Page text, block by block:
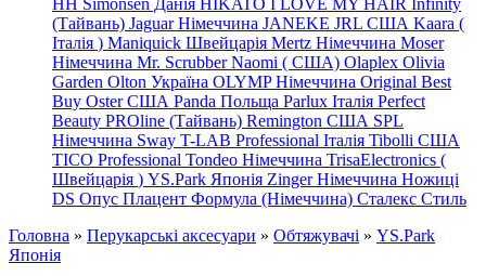
HH Simonsen Данія HIKATO I LOVE MY HAIR Infinity
(Тайвань) Jaguar Німеччина JANEKE JRL США Kaara (
Італія ) Maniquick Швейцарія Mertz Німеччина Moser
Німеччина Mr. Scrubber Naomi ( США) Olaplex Olivia
Garden Olton Україна OLYMP Німеччина Original Best
Buy Oster США Panda Польща Parlux Італія Perfect
Beauty PROline (Тайвань) Remington США SPL
Німеччина Sway T-LAB Professional Італія Tibolli США
TICO Professional Tondeo Німеччина TrisaElectronics (
Швейцарія ) YS.Park Японія Zinger Німеччина Ножиці
DS Опус Плацент Формула (Німеччина) Сталекс Стиль
Головна » Перукарські аксесуари » Обтяжувачі » YS.Park
Японія